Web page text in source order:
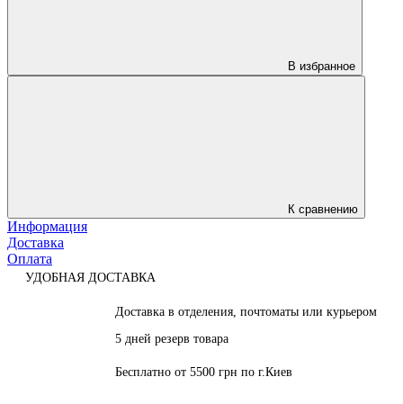
В избранное
К сравнению
Информация
Доставка
Оплата
УДОБНАЯ ДОСТАВКА
Доставка в отделения, почтоматы или курьером
5 дней резерв товара
Бесплатно от 5500 грн по г.Киев